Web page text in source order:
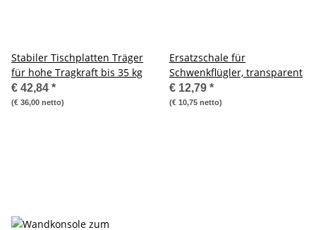
Stabiler Tischplatten Träger
für hohe Tragkraft bis 35 kg
€ 42,84 *
(€ 36,00 netto)
Ersatzschale für
Schwenkflügler, transparent
€ 12,79 *
(€ 10,75 netto)